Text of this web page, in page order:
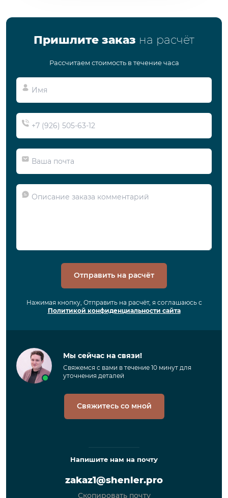
Пришлите заказ на расчёт
Рассчитаем стоимость в течение часа
Отправить на расчёт
Нажимая кнопку, Отправить на расчёт, я соглашаюсь с
Политикой конфиденциальности сайта
Мы сейчас на связи!
Свяжемся с вами в течение 10 минут для
уточнения деталей
Свяжитесь со мной
Напишите нам на почту
zakaz1@shenler.pro
Скопировать почту